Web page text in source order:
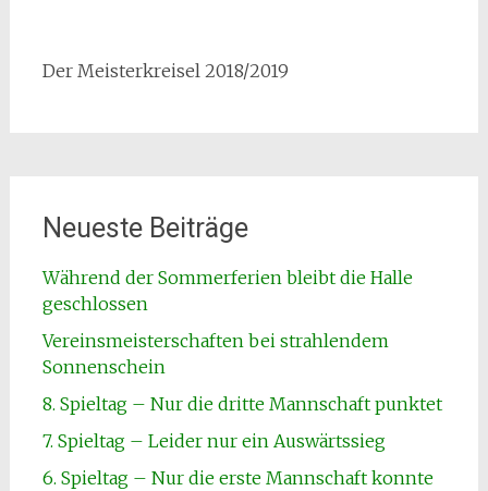
Der Meisterkreisel 2018/2019
Neueste Beiträge
Während der Sommerferien bleibt die Halle
geschlossen
Vereinsmeisterschaften bei strahlendem
Sonnenschein
8. Spieltag – Nur die dritte Mannschaft punktet
7. Spieltag – Leider nur ein Auswärtssieg
6. Spieltag – Nur die erste Mannschaft konnte